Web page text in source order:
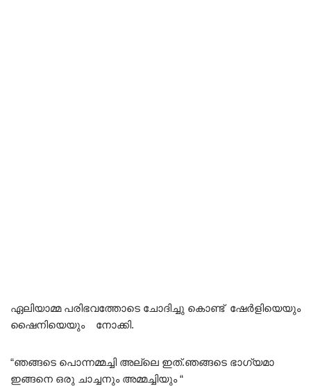
ഏലിയാമ്മ പരിഭവത്തോടെ ചോദിച്ചു കൊണ്ട് ഷേർളിയെയും
ഷൈനിയെയും നോക്കി.
“ഞങ്ങടെ പൊന്നമ്മച്ചി അല്ലെ ഇത്.ഞങ്ങടെ ഭാഗ്യമാ
ഇങ്ങനെ ഒരു ചാച്ചനും അമ്മച്ചിയും “